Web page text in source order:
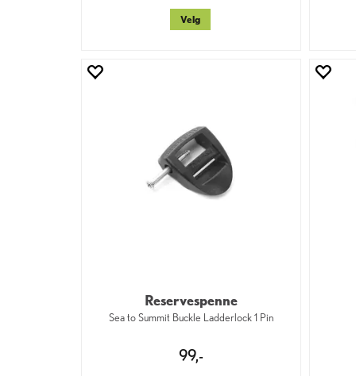
Velg
Reservespenne
Sea to Summit Buckle Ladderlock 1 Pin
99,-